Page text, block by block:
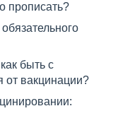
прописать?
быть с
от вакцинации?